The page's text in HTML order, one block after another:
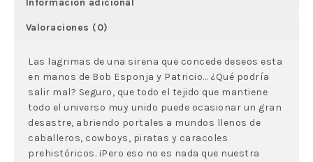
Valoraciones (0)
Las lagrimas de una sirena que concede deseos esta
en manos de Bob Esponja y Patricio… ¿Qué podría
salir mal? Seguro, que todo el tejido que mantiene
todo el universo muy unido puede ocasionar un gran
desastre, abriendo portales a mundos llenos de
caballeros, cowboys, piratas y caracoles
prehistóricos. ¡Pero eso no es nada que nuestra